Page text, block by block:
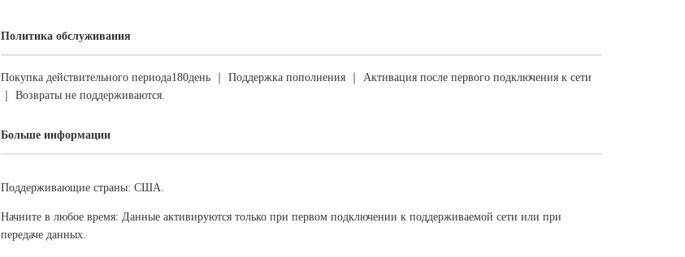
Политика обслуживания
Покупка действительного периода180день ｜ Поддержка пополнения ｜ Активация после первого подключения к сети
｜ Возвраты не поддерживаются.
Больше информации
Поддерживающие страны: США.
Начните в любое время: Данные активируются только при первом подключении к поддерживаемой сети или при
передаче данных.